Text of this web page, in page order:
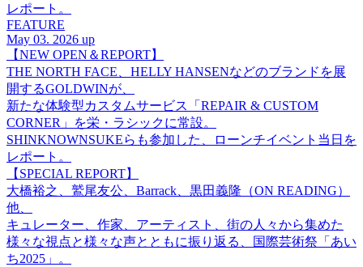
レポート。
FEATURE
May 03. 2026 up
【NEW OPEN＆REPORT】
THE NORTH FACE、HELLY HANSENなどのブランドを展
開するGOLDWINが、
新たな体験型カスタムサービス「REPAIR & CUSTOM
CORNER」を栄・ラシックに常設。
SHINKNOWNSUKEらも参加した、ローンチイベント当日を
レポート。
【SPECIAL REPORT】
大橋裕之、鷲尾友公、Barrack、黒田義隆（ON READING）
他、
キュレーター、作家、アーティスト、街の人々から集めた
様々な視点と様々な声とともに振り返る、国際芸術祭「あい
ち2025」。